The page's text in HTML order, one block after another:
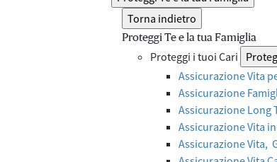
Torna indietro
Proteggi Te e la tua Famiglia
Proteggi i tuoi Cari
Assicurazione Vita
Assicurazione
Assicurazione Long
Assicurazione Vita
Assicurazione Vita,